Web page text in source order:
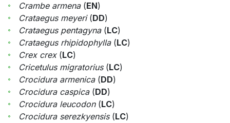
Crambe armena(EN)
Crataegus meyeri(DD)
Crataegus pentagyna(LC)
Crataegus rhipidophylla(LC)
Crex crex(LC)
Cricetulus migratorius(LC)
Crocidura armenica(DD)
Crocidura caspica(DD)
Crocidura leucodon(LC)
Crocidura serezkyensis(LC)